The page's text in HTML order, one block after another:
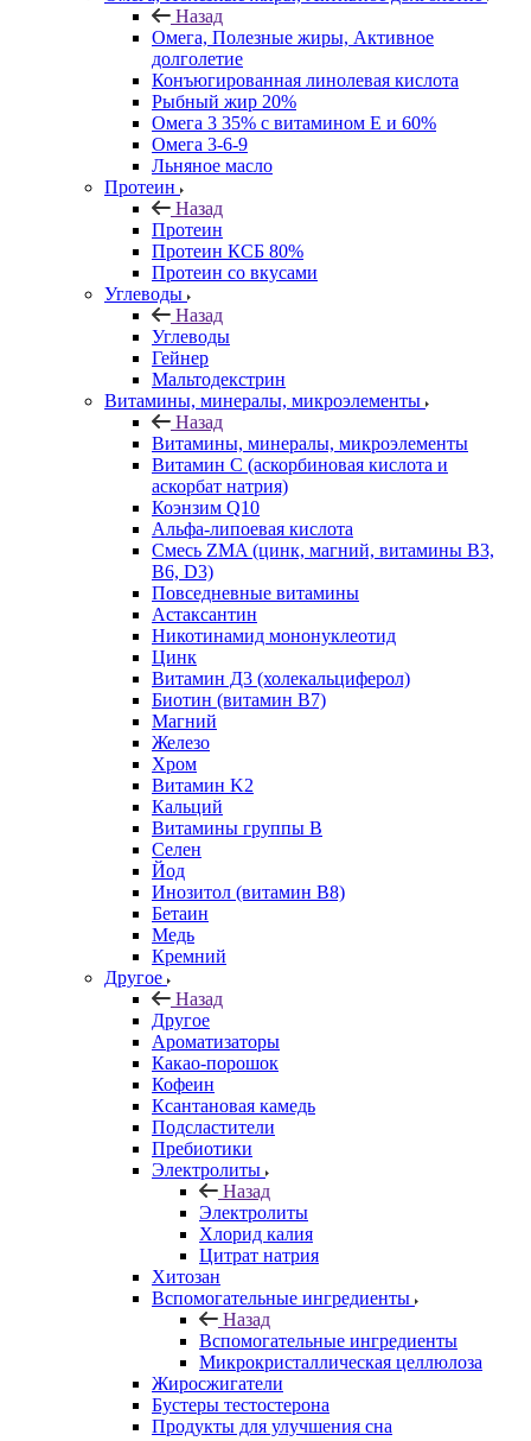
Назад
Омега, Полезные жиры, Активное
долголетие
Конъюгированная линолевая кислота
Рыбный жир 20%
Омега 3 35% с витамином Е и 60%
Омега 3-6-9
Льняное масло
Протеин
Назад
Протеин
Протеин КСБ 80%
Протеин со вкусами
Углеводы
Назад
Углеводы
Гейнер
Мальтодекстрин
Витамины, минералы, микроэлементы
Назад
Витамины, минералы, микроэлементы
Витамин C (аскорбиновая кислота и
аскорбат натрия)
Коэнзим Q10
Альфа-липоевая кислота
Смесь ZMA (цинк, магний, витамины B3,
B6, D3)
Повседневные витамины
Астаксантин
Никотинамид мононуклеотид
Цинк
Витамин Д3 (холекальциферол)
Биотин (витамин B7)
Магний
Железо
Хром
Витамин K2
Кальций
Витамины группы B
Селен
Йод
Инозитол (витамин B8)
Бетаин
Медь
Кремний
Другое
Назад
Другое
Ароматизаторы
Какао-порошок
Кофеин
Ксантановая камедь
Подсластители
Пребиотики
Электролиты
Назад
Электролиты
Хлорид калия
Цитрат натрия
Хитозан
Вспомогательные ингредиенты
Назад
Вспомогательные ингредиенты
Микрокристаллическая целлюлоза
Жиросжигатели
Бустеры тестостерона
Продукты для улучшения сна